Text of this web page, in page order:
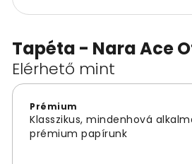
Tapéta - Nara Ace
Elérhető mint
Prémium
Klasszikus, mindenhová
prémium papírunk